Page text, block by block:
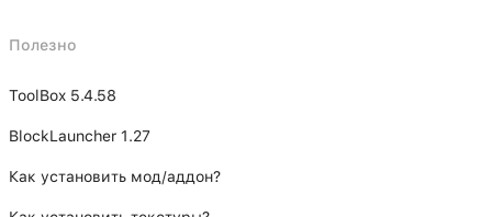
Полезно
ToolBox 5.4.58
BlockLauncher 1.27
Как установить мод/аддон?